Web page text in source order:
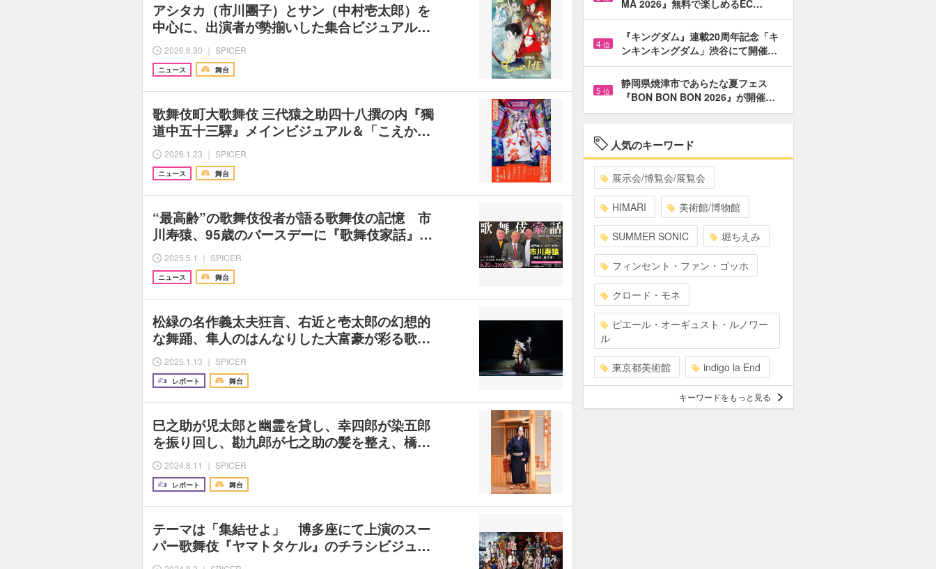
アシタカ（市川團子）とサン（中村壱太郎）を
中心に、出演者が勢揃いした集合ビジュアル…
2026.6.30 ｜ SPICER
ニュース 舞台
歌舞伎町大歌舞伎 三代猿之助四十八撰の内『獨
道中五十三驛』メインビジュアル＆「こえか…
2026.1.23 ｜ SPICER
ニュース 舞台
“最高齢”の歌舞伎役者が語る歌舞伎の記憶 市
川寿猿、95歳のバースデーに『歌舞伎家話』…
2025.5.1 ｜ SPICER
ニュース 舞台
松緑の名作義太夫狂言、右近と壱太郎の幻想的
な舞踊、隼人のはんなりした大富豪が彩る歌…
2025.1.13 ｜ SPICER
レポート 舞台
巳之助が児太郎と幽霊を貸し、幸四郎が染五郎
を振り回し、勘九郎が七之助の髪を整え、橋…
2024.8.11 ｜ SPICER
レポート 舞台
テーマは「集結せよ」 博多座にて上演のスー
パー歌舞伎『ヤマトタケル』のチラシビジュ…
MA 2026』無料で楽しめるEC…
4 位
『キングダム』連載20周年記念「キ
ンキンキングダム」渋谷にて開催…
5 位
静岡県焼津市であらたな夏フェス
『BON BON BON 2026』が開催…
人気のキーワード
展示会/博覧会/展覧会
HIMARI 美術館/博物館
SUMMER SONIC 堀ちえみ
フィンセント・ファン・ゴッホ
クロード・モネ
ピエール・オーギュスト・ルノワー
ル
東京都美術館 indigo la End
キーワードをもっと見る